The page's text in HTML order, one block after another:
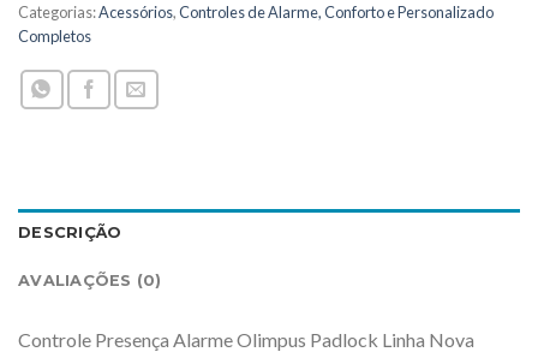
Categorias:Acessórios,Controles de Alarme, Conforto e Personalizado
Completos
DESCRIÇÃO
AVALIAÇÕES (0)
Controle Presença Alarme Olimpus Padlock Linha Nova